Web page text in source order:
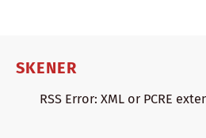
SKENER
RSS Error: XML or PCRE